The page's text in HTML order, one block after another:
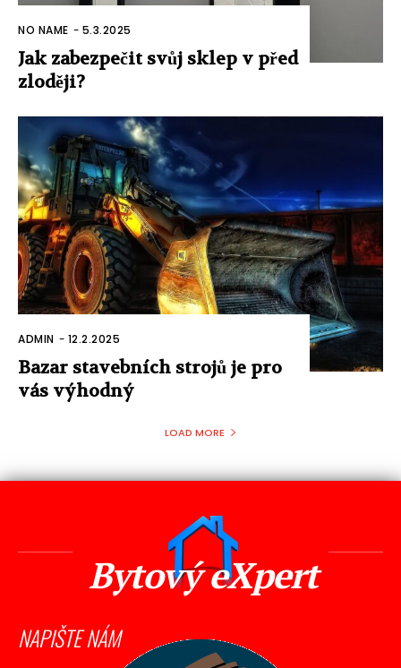
NO NAME - 5.3.2025
Jak zabezpečit svůj sklep v před
zloději?
ADMIN - 12.2.2025
Bazar stavebních strojů je pro
vás výhodný
LOAD MORE
Bytový eXpert
NAPIŠTE NÁM